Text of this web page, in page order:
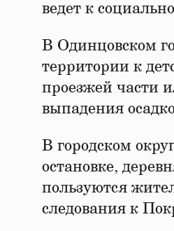
ведет к
В Одинцовском
территории к
проезжей части
выпадения
В городском
остановке,
пользуются
следования к